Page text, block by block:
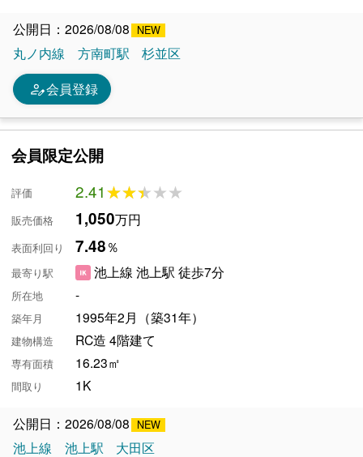
公開日：2026/08/08
丸ノ内線
方南町駅 杉並区
person_edit会員登録
会員限定公開
評価 2.41★★★★★
★★★★★
販売価格 1,050万円
表面利回り 7.48％
最寄り駅 池上線 池上駅 徒歩7分
所在地 -
築年月 1995年2月（築31年）
建物構造 RC造 4階建て
専有面積 16.23㎡
間取り 1K
公開日：2026/08/08
池上線
池上駅 大田区